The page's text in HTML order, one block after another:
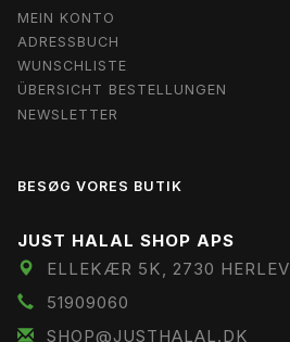
MEIN KONTO
ADRESSBUCH
WUNSCHLISTE
ÜBERSICHT BESTELLUNGEN
NEWSLETTER
BESØG VORES BUTIK
JUST HALAL SHOP APS
ELLEKÆR 5K, 2730 HERLEV
51909060
SHOP@JUSTHALAL.DK